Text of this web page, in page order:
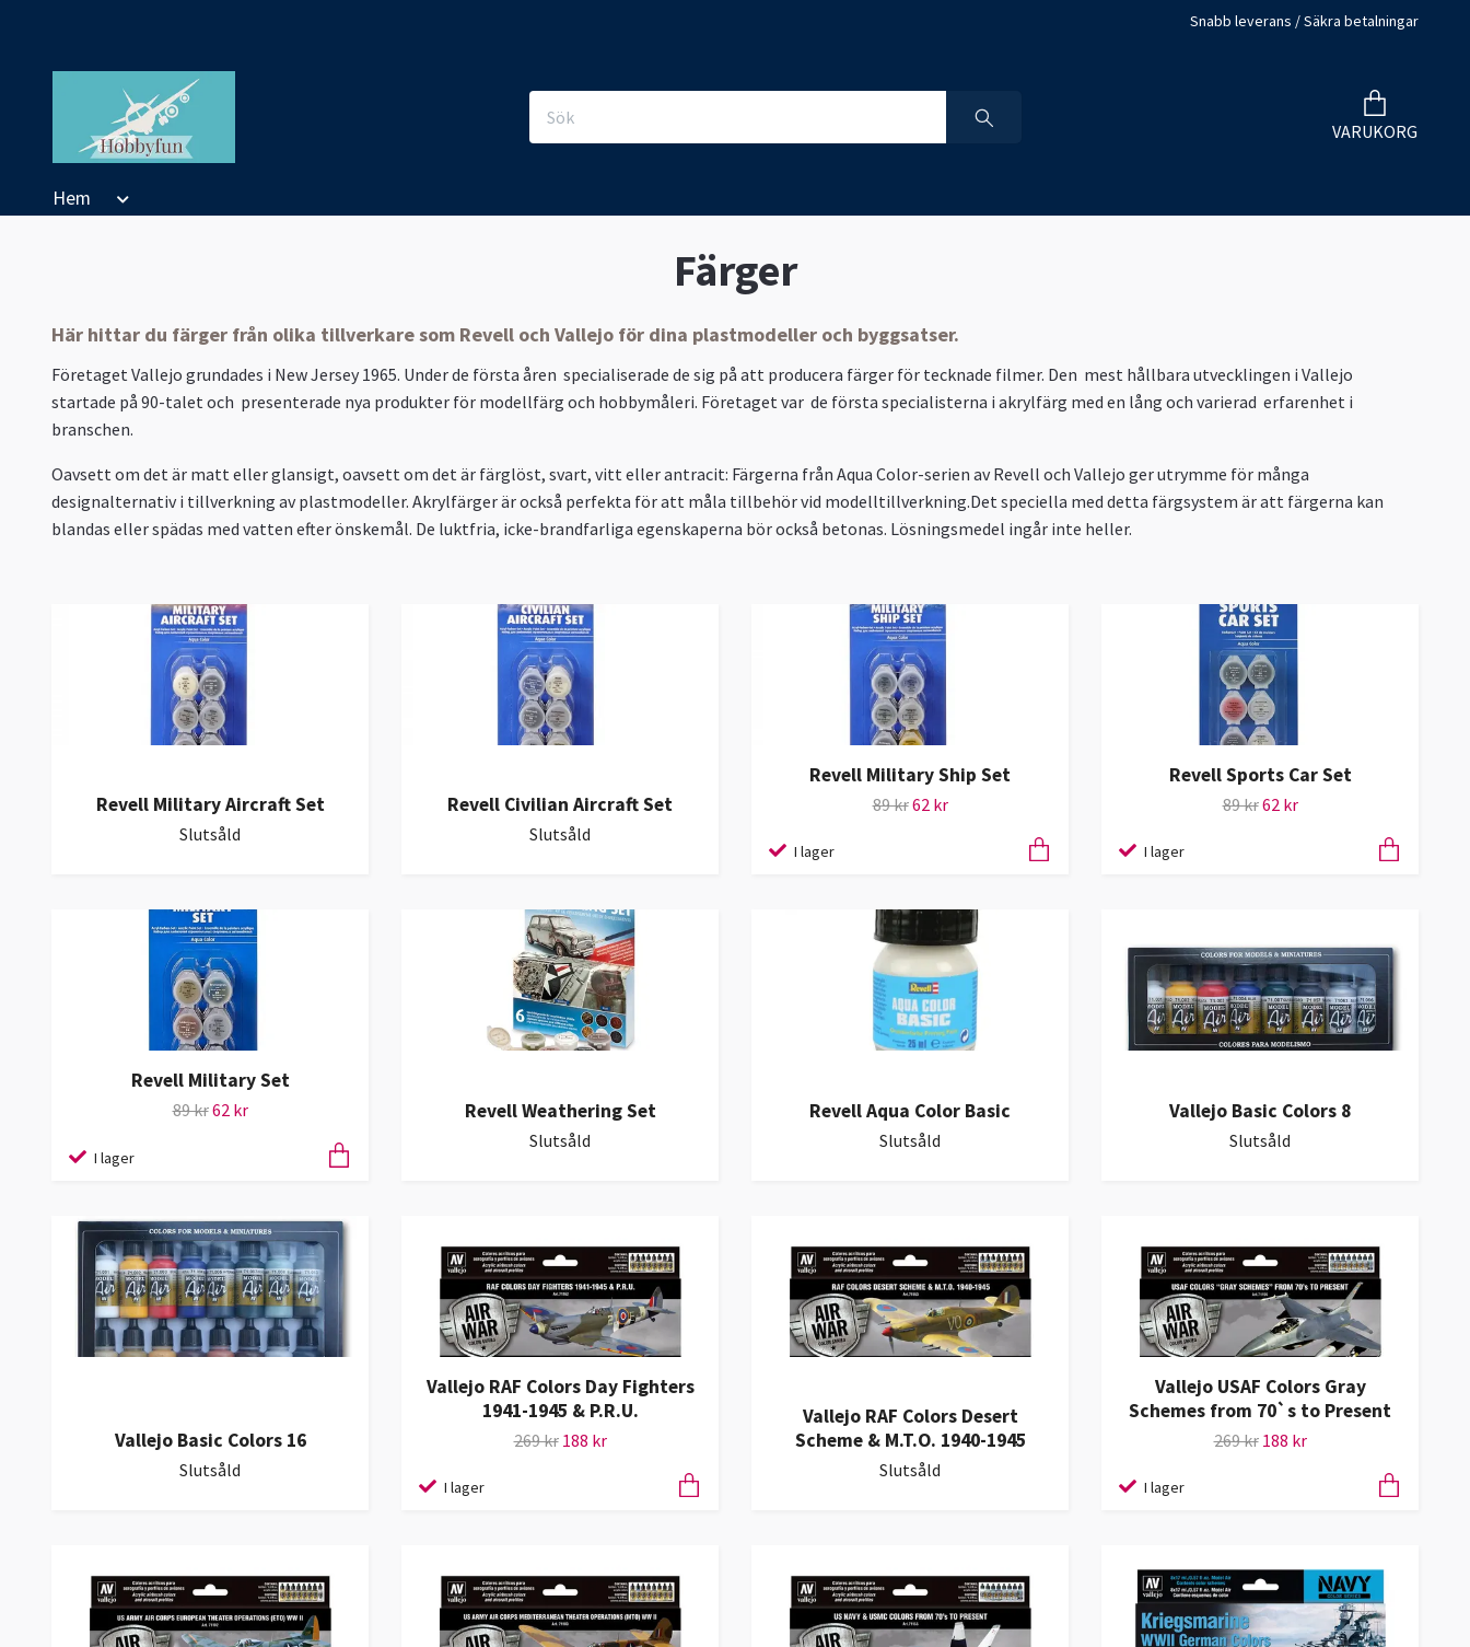
Snabb leverans / Säkra betalningar
VARUKORG
Hem
Färger
Här hittar du färger från olika tillverkare som Revell och Vallejo för dina plastmodeller och byggsatser.
Företaget Vallejo grundades i New Jersey 1965. Under de första åren specialiserade de sig på att producera färger för tecknade filmer. Den mest hållbara utvecklingen i Vallejo
startade på 90-talet och presenterade nya produkter för modellfärg och hobbymåleri. Företaget var de första specialisterna i akrylfärg med en lång och varierad erfarenhet i
branschen.
Oavsett om det är matt eller glansigt, oavsett om det är färglöst, svart, vitt eller antracit: Färgerna från Aqua Color-serien av Revell och Vallejo ger utrymme för många
designalternativ i tillverkning av plastmodeller. Akrylfärger är också perfekta för att måla tillbehör vid modelltillverkning.Det speciella med detta färgsystem är att färgerna kan
blandas eller spädas med vatten efter önskemål. De luktfria, icke-brandfarliga egenskaperna bör också betonas. Lösningsmedel ingår inte heller.
Revell Military Aircraft Set
Slutsåld
Revell Civilian Aircraft Set
Slutsåld
Revell Military Ship Set
89 kr62 kr
I lager
Revell Sports Car Set
89 kr62 kr
I lager
Revell Military Set
89 kr62 kr
I lager
Revell Weathering Set
Slutsåld
Revell Aqua Color Basic
Slutsåld
Vallejo Basic Colors 8
Slutsåld
Vallejo Basic Colors 16
Slutsåld
Vallejo RAF Colors Day Fighters
1941-1945 & P.R.U.
269 kr 188 kr
I lager
Vallejo RAF Colors Desert
Scheme & M.T.O. 1940-1945
Slutsåld
Vallejo USAF Colors Gray
Schemes from 70`s to Present
269 kr 188 kr
I lager